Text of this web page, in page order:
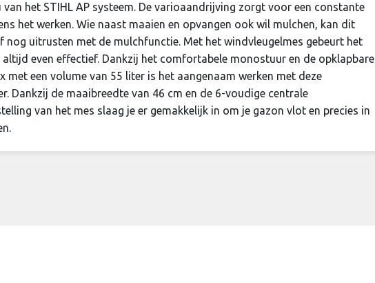
het STIHL AP systeem. De varioaandrijving zorgt voor een constante
het werken. Wie naast maaien en opvangen ook wil mulchen, kan dit
nog uitrusten met de mulchfunctie. Met het windvleugelmes gebeurt het
even effectief. Dankzij het comfortabele monostuur en de opklapbare
met een volume van 55 liter is het aangenaam werken met deze
Dankzij de maaibreedte van 46 cm en de 6-voudige centrale
van het mes slaag je er gemakkelijk in om je gazon vlot en precies in